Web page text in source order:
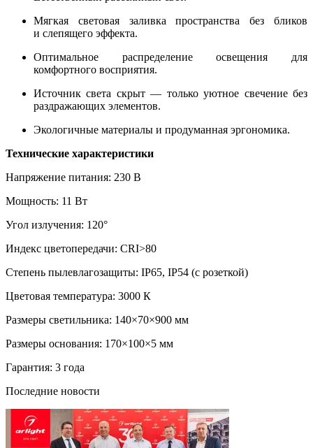
Мягкая световая заливка пространства без бликов
и слепящего эффекта.
Оптимальное распределение освещения для
комфортного восприятия.
Источник света скрыт — только уютное свечение без
раздражающих элементов.
Экологичные материалы и продуманная эргономика.
Технические характеристики
Напряжение питания: 230 В
Мощность: 11 Вт
Угол излучения: 120°
Индекс цветопередачи: CRI>80
Степень пылевлагозащиты: IP65, IP54 (с розеткой)
Цветовая температура: 3000 К
Размеры светильника: 140×70×900 мм
Размеры основания: 170×100×5 мм
Гарантия: 3 года
Последние новости